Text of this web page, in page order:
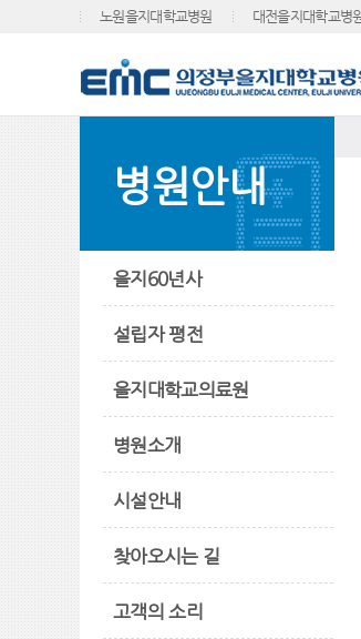
노원을지대학교병원 대전을지대학교병
병원안내
을지60년사
설립자 평전
을지대학교의료원
병원소개
시설안내
찾아오시는 길
고객의 소리